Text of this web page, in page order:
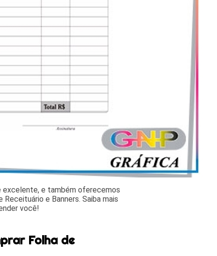
excelente, e também oferecemos
e Banners. Saiba mais
você!
Folha de